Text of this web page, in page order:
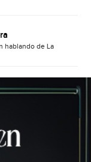
hablando de La